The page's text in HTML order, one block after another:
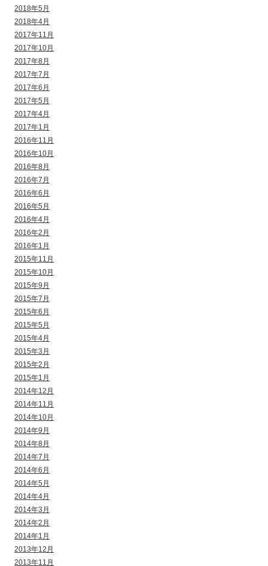
2018年5月
2018年4月
2017年11月
2017年10月
2017年8月
2017年7月
2017年6月
2017年5月
2017年4月
2017年1月
2016年11月
2016年10月
2016年8月
2016年7月
2016年6月
2016年5月
2016年4月
2016年2月
2016年1月
2015年11月
2015年10月
2015年9月
2015年7月
2015年6月
2015年5月
2015年4月
2015年3月
2015年2月
2015年1月
2014年12月
2014年11月
2014年10月
2014年9月
2014年8月
2014年7月
2014年6月
2014年5月
2014年4月
2014年3月
2014年2月
2014年1月
2013年12月
2013年11月